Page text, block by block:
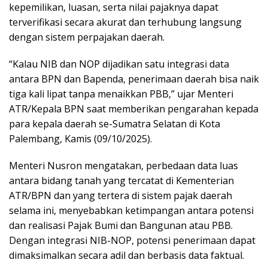
kepemilikan, luasan, serta nilai pajaknya dapat
terverifikasi secara akurat dan terhubung langsung
dengan sistem perpajakan daerah.
“Kalau NIB dan NOP dijadikan satu integrasi data
antara BPN dan Bapenda, penerimaan daerah bisa naik
tiga kali lipat tanpa menaikkan PBB,” ujar Menteri
ATR/Kepala BPN saat memberikan pengarahan kepada
para kepala daerah se-Sumatra Selatan di Kota
Palembang, Kamis (09/10/2025).
Menteri Nusron mengatakan, perbedaan data luas
antara bidang tanah yang tercatat di Kementerian
ATR/BPN dan yang tertera di sistem pajak daerah
selama ini, menyebabkan ketimpangan antara potensi
dan realisasi Pajak Bumi dan Bangunan atau PBB.
Dengan integrasi NIB-NOP, potensi penerimaan dapat
dimaksimalkan secara adil dan berbasis data faktual.